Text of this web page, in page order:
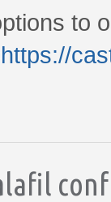
to
https://